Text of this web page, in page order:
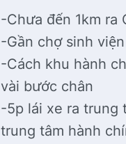
-Chưa đến 1km ra
-Gần chợ sinh
-Cách khu hành
vài bước chân
-5p lái xe ra trung
trung tâm hành